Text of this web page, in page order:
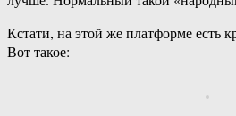
Кстати, на этой же платформе есть
Вот такое: